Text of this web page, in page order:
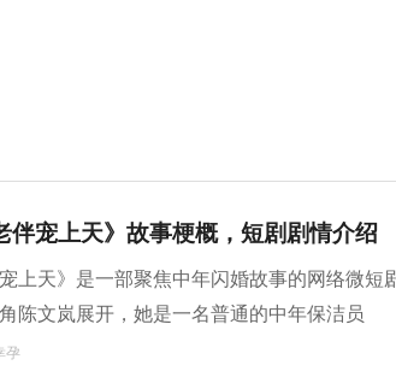
伴宠上天》故事梗概，短剧剧情介绍
上天》是一部聚焦中年闪婚故事的网络微
陈文岚展开，她是一名普通的中年保洁员
孕